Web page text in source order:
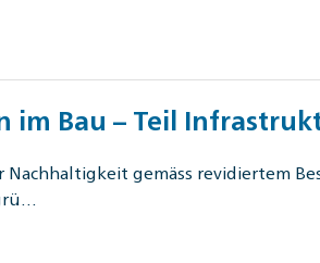
im Bau – Teil
gemäss revidiertem